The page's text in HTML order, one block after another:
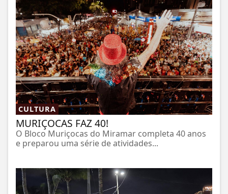
CULTURA
MURIÇOCAS FAZ 40!
O Bloco Muriçocas do Miramar completa 40 anos
e preparou uma série de atividades...